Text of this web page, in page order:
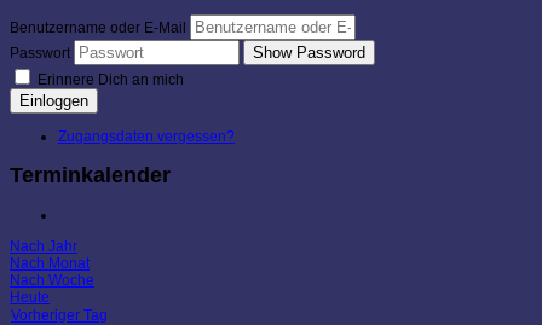
Benutzername oder E-Mail
Passwort
Show Password
Erinnere Dich an mich
Einloggen
Zugangsdaten vergessen?
Terminkalender
Nach Jahr
Nach Monat
Nach Woche
Heute
Vorheriger Tag